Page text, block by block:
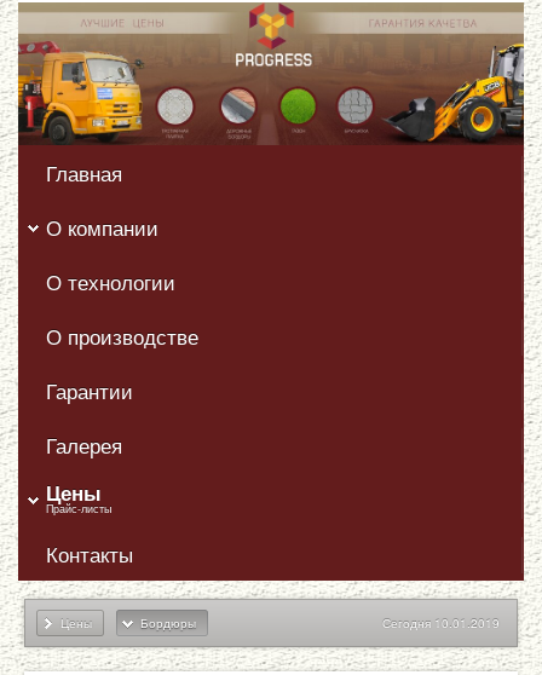
Главная
О компании
О технологии
О производстве
Гарантии
Галерея
Цены
Прайс-листы
Контакты
Цены Бордюры Сегодня 10.01.2019